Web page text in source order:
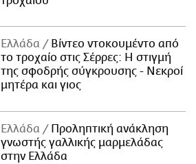
Ελλάδα
Βίντεο ντοκουμέντο από
το τροχαίο στις Σέρρες: Η στιγμή
της σφοδρής σύγκρουσης - Νεκροί
μητέρα και γιος
Ελλάδα
Προληπτική ανάκληση
γνωστής γαλλικής μαρμελάδας
στην Ελλάδα